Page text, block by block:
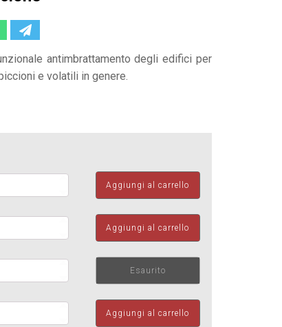
antimbrattamento degli edifici per
e volatili in genere.
Aggiungi al carrello
Aggiungi al carrello
Esaurito
Aggiungi al carrello